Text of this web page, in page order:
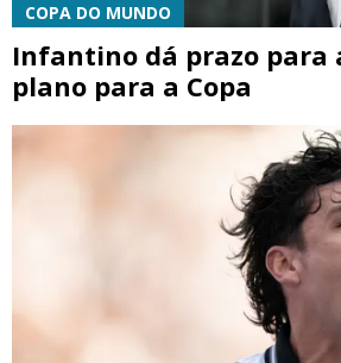
COPA DO MUNDO
Infantino dá prazo para
plano para a Copa